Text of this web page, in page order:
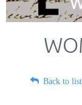
Back to list